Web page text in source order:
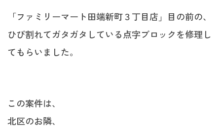
「ファミリーマート田端新町３丁目店」目の前の、
ひび割れてガタガタしている点字ブロックを修理し
てもらいました。
この案件は、
北区のお隣、